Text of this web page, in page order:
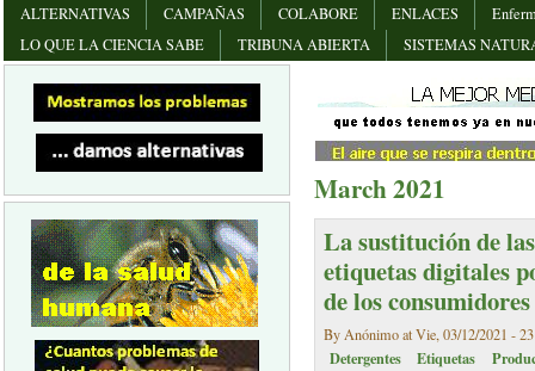
ALTERNATIVAS CAMPAÑAS COLABORE ENLACES
LO QUE LA CIENCIA SABE
TRIBUNA ABIERTA SISTEMAS
March 2021
La sustitución de
etiquetas digitales
de los consumidores
By Anónimo at Vie, 03/12/2021 -
Detergentes Etiquetas